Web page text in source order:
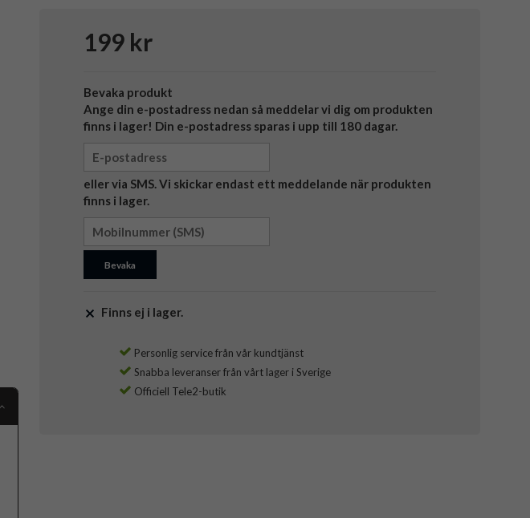
199 kr
Bevaka produkt
Ange din e-postadress nedan så meddelar vi dig om produkten
finns i lager! Din e-postadress sparas i upp till 180 dagar.
eller via SMS. Vi skickar endast ett meddelande när produkten
finns i lager.
Bevaka
Finns ej i lager.
Personlig service från vår kundtjänst
Snabba leveranser från vårt lager i Sverige
Officiell Tele2-butik